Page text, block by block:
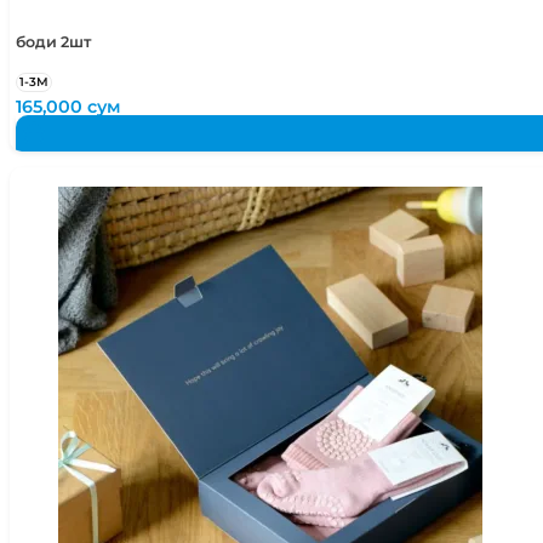
боди 2шт
1-3М
165,000сум